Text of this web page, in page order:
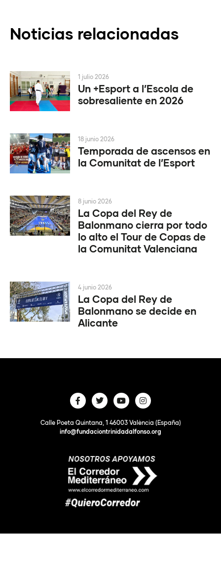
Noticias relacionadas
Un +Esport a l’Escola de
sobresaliente en 2026
1 julio 2026
Temporada de ascensos en
la Comunitat de l’Esport
18 junio 2026
La Copa del Rey de
Balonmano cierra por todo
lo alto el Tour de Copas de
la Comunitat Valenciana
8 junio 2026
La Copa del Rey de
Balonmano se decide en
Alicante
4 junio 2026
Calle Poeta Quintana, 1 46003 València (España)
info@fundaciontrinidadalfonso.org